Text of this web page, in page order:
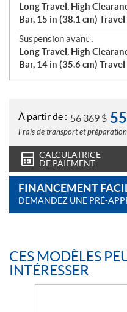
Long Travel, High
Bar, 15 in (38.1 cm) Travel
Suspension avant :
Long Travel, High
Bar, 14 in (35.6 cm) Travel
À partir de : 56 369$
Frais de transport et
CALCULATRICE
DE PAIEMENT
FINANCEMENT
DEMANDEZ UNE PRÉ-
CES MODÈLES
INTÉRESSER